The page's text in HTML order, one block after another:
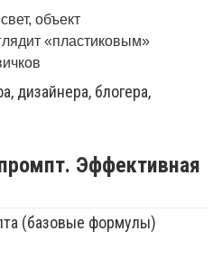
объект
«пластиковым»
дизайнера, блогера,
Эффективная
(базовые формулы)